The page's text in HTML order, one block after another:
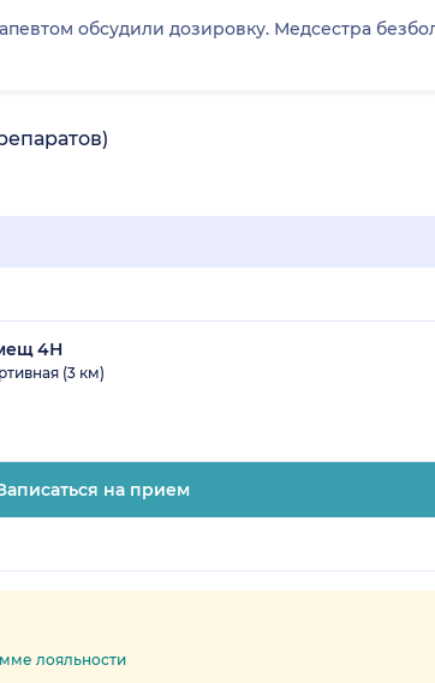
обсудили дозировку. Медсестра
4Н
(3 км)
на прием
лояльности